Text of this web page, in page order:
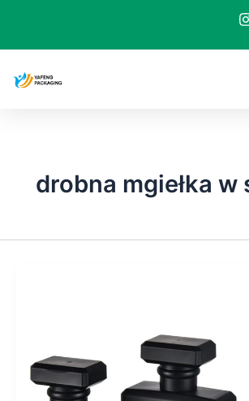
treści
drobna mgiełka w